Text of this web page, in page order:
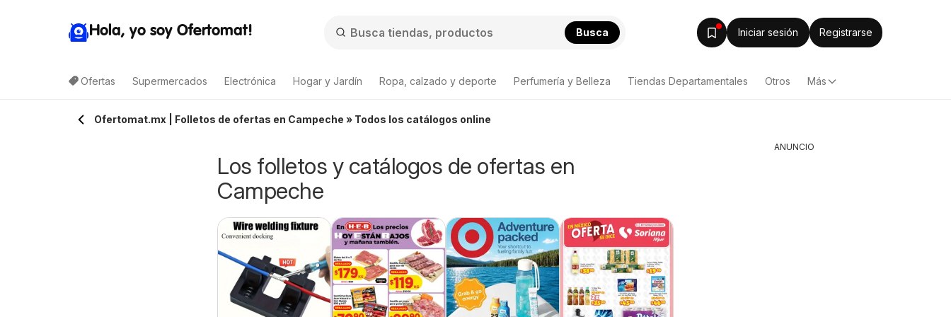
Hola, yo soy Ofertomat! Busca Iniciar sesión Registrarse
Ofertas Supermercados Electrónica Hogar y Jardín Ropa, calzado y deporte Perfumería y Belleza Tiendas Departamentales Otros Más
Ofertomat.mx | Folletos de ofertas en Campeche » Todos los catálogos online
Los folletos y catálogos de ofertas en
Campeche
ANUNCIO